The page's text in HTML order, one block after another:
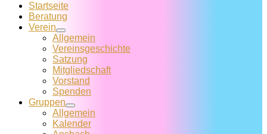
Startseite
Beratung
Verein
Allgemein
Vereins­geschichte
Satzung
Mitglied­schaft
Vorstand
Spenden
Gruppen
Allgemein
Kalender